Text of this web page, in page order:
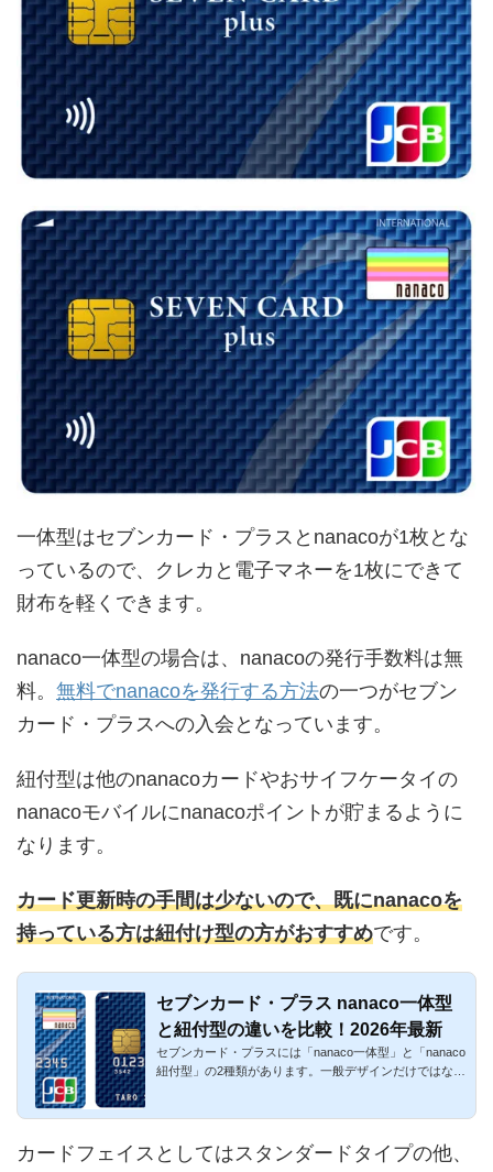
一体型はセブンカード・プラスとnanacoが1枚とな
っているので、クレカと電子マネーを1枚にできて
財布を軽くできます。
nanaco一体型の場合は、nanacoの発行手数料は無
料。 無料でnanacoを発行する方法の一つがセブン
カード・プラスへの入会となっています。
紐付型は他のnanacoカードやおサイフケータイの
nanacoモバイルにnanacoポイントが貯まるように
なります。
カード更新時の手間は少ないので、既にnanacoを
持っている方は紐付け型の方がおすすめです。
セブンカード・プラス nanaco一体型
と紐付型の違いを比較！2026年最新
セブンカード・プラスには「nanaco一体型」と「nanaco
紐付型」の2種類があります。一般デザインだけではな
カードフェイスとしてはスタンダードタイプの他、